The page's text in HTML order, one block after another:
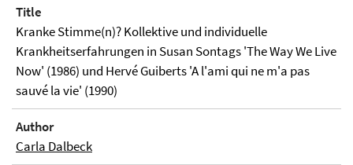
Title
Kranke Stimme(n)? Kollektive und individuelle
Krankheitserfahrungen in Susan Sontags 'The Way We Live
Now' (1986) und Hervé Guiberts 'A l'ami qui ne m'a pas
sauvé la vie' (1990)
Author
Carla Dalbeck